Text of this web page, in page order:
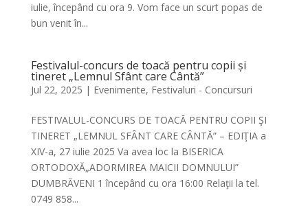
iulie, începând cu ora 9. Vom face un scurt popas de
bun venit în...
Festivalul-concurs de toacă pentru copii și
tineret „Lemnul Sfânt care Cântă”
Jul 22, 2025 | Evenimente, Festivaluri - Concursuri
FESTIVALUL-CONCURS DE TOACĂ PENTRU COPII ŞI
TINERET „LEMNUL SFÂNT CARE CÂNTĂ” – EDIŢIA a
XIV-a, 27 iulie 2025 Va avea loc la BISERICA
ORTODOXĂ„ADORMIREA MAICII DOMNULUI”
DUMBRĂVENI 1 începând cu ora 16:00 Relaţii la tel.
0749 858...